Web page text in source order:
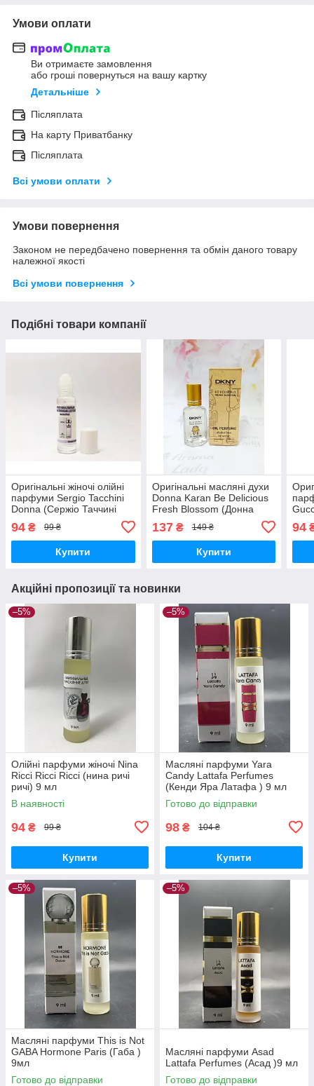
Умови оплати
Ви отримаєте замовлення
або гроші повернуться на вашу картку
Детальніше
Післяплата
На карту Приватбанку
Післяплата
Всі умови оплати
Умови повернення
Законом не передбачено повернення та обмін даного товару
належної якості
Всі умови повернення
Подібні товари компанії
Оригінальні жіночі олійні
парфуми Sergio Tacchini
Donna (Сержіо Таччині
94 ₴ 99 ₴
Купити
Оригінальні масляні духи
Donna Karan Be Delicious
Fresh Blossom (Донна
Блоссом) 12 мл
137₴ 149 ₴
Купити
94
Акційні пропозиції та новинки
–5%
Олійні парфуми жіночі Nina
Ricci Ricci Ricci (нина ричі
ричі) 9 мл
В наявності
94 ₴ 99 ₴
Купити
–5%
Масляні парфуми Yara
Candy Lattafa Perfumes
(Кенди Яра Латафа ) 9 мл
Готово до відправки
98 ₴ 104 ₴
Купити
–5%
Масляні парфуми This is Not
GABA Hormone Paris (Габа )
9мл
Готово до відправки
–5%
Масляні парфуми Asad
Lattafa Perfumes (Асад )9 мл
Готово до відправки